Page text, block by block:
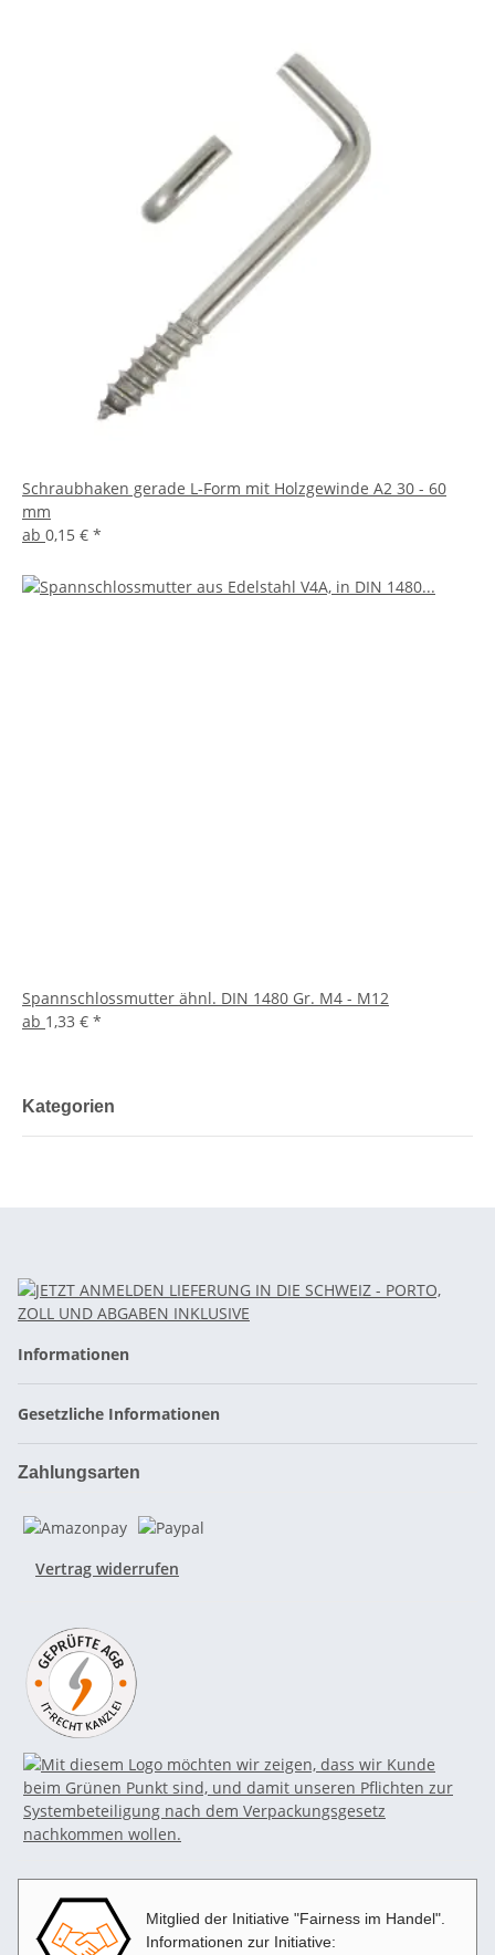
Schraubhaken gerade L-Form mit Holzgewinde A2 30 - 60
mm
ab 0,15 € *
Spannschlossmutter ähnl. DIN 1480 Gr. M4 - M12
ab 1,33 € *
Kategorien
Informationen
Gesetzliche Informationen
Zahlungsarten
Vertrag widerrufen
Mitglied der Initiative "Fairness im Handel".
Informationen zur Initiative: